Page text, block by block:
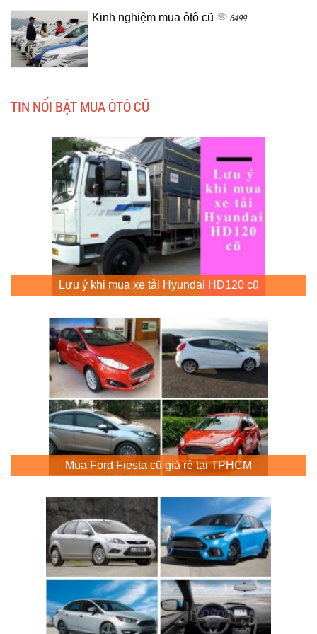
Kinh nghiệm mua ôtô cũ 6499
TIN NỔI BẬT MUA ÔTÔ CŨ
Lưu ý khi mua xe tải Hyundai HD120 cũ
Mua Ford Fiesta cũ giá rẻ tại TPHCM